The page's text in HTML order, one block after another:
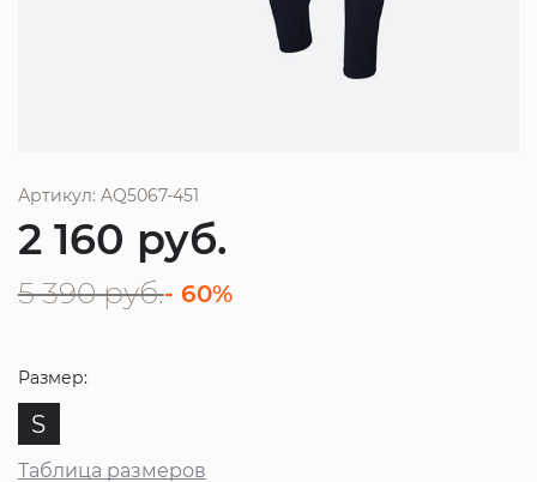
Артикул: AQ5067-451
2 160 руб.
5 390 руб.- 60%
Размер:
S
Таблица размеров